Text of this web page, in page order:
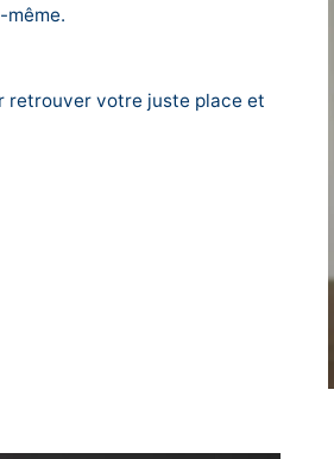
même.
retrouver votre juste place et